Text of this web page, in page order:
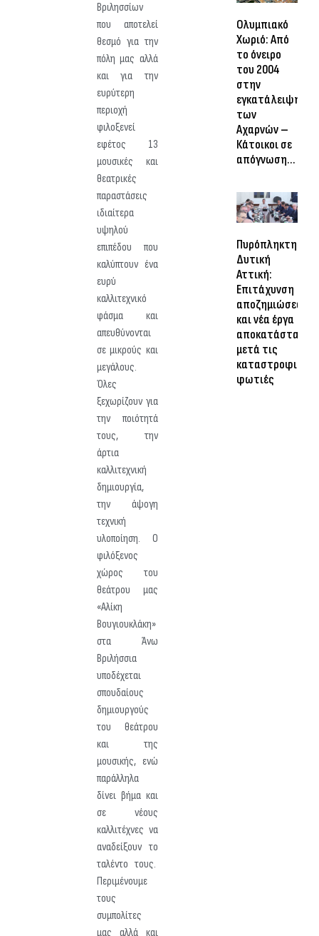
Βριλησσίων
που αποτελεί
θεσμό για την
πόλη μας αλλά
και για την
ευρύτερη
περιοχή
φιλοξενεί
εφέτος 13
μουσικές και
θεατρικές
παραστάσεις
ιδιαίτερα
υψηλού
επιπέδου που
καλύπτουν ένα
ευρύ
καλλιτεχνικό
φάσμα και
απευθύνονται
σε μικρούς και
μεγάλους.
Όλες
ξεχωρίζουν για
την ποιότητά
τους, την
άρτια
καλλιτεχνική
δημιουργία,
την άψογη
τεχνική
υλοποίηση. Ο
φιλόξενος
χώρος του
θεάτρου μας
«Αλίκη
Βουγιουκλάκη»
στα Άνω
Βριλήσσια
υποδέχεται
σπουδαίους
δημιουργούς
του θεάτρου
και της
μουσικής, ενώ
παράλληλα
δίνει βήμα και
σε νέους
καλλιτέχνες να
αναδείξουν το
ταλέντο τους.
Περιμένουμε
τους
συμπολίτες
μας αλλά και
Ολυμπιακό
Χωριό: Από
το όνειρο
του 2004
στην
εγκατάλειψη
των
Αχαρνών –
Κάτοικοι σε
απόγνωση…
Πυρόπληκτη
Δυτική
Αττική:
Επιτάχυνση
αποζημιώσεων
και νέα έργα
αποκατάστασης
μετά τις
καταστροφικές
φωτιές